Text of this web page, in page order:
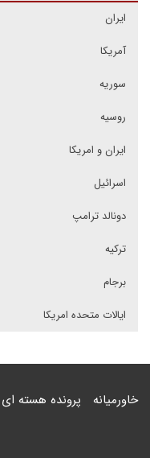
ایران
آمریکا
سوریه
روسیه
ایران و امریکا
اسرائیل
دونالد ترامپ
ترکیه
برجام
ایالات متحده امریکا
خاورمیانه پرونده هسته ای